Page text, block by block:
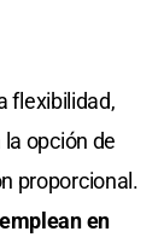
flexibilidad,
opción de
proporcional.
en